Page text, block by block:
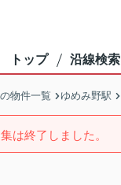
トップ 沿線検索
物件一覧 ゆめみ野駅
は終了しました。